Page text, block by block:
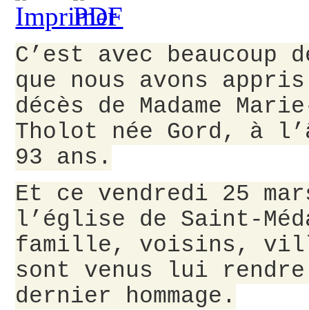
C’est avec beaucoup
que nous avons
décès de Madame
Tholot née Gord, à
93 ans.
Et ce vendredi 25
l’église de Saint-
famille, voisins,
sont venus lui
dernier hommage.